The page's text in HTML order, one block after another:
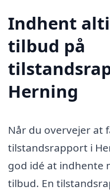
Indhent
tilbud på
Herning
Når du overvejer at
tilstandsrapport i
god idé at indhente
tilbud. En